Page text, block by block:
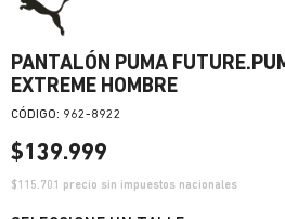
PANTALÓN PUMA
EXTREME HOMBRE
: 962-8922
$139.999
$115.701 precio sin impuestos nacionales